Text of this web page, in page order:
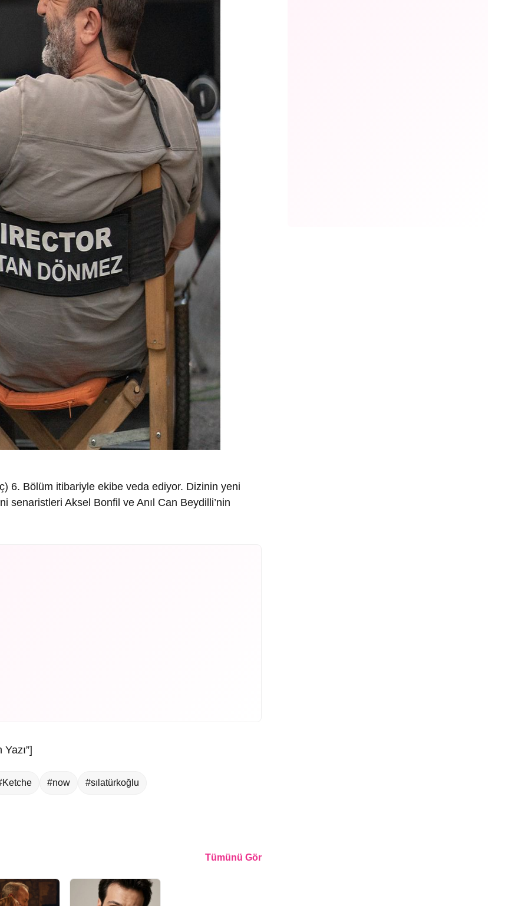
6. Bölüm itibariyle ekibe veda ediyor. Dizinin yeni
Aksel Bonfil ve Anıl Can Beydilli’nin
#now #sılatürkoğlu
Tümünü Gör